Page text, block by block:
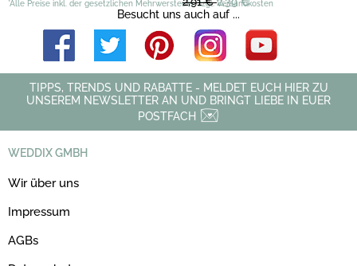
*Alle Preise inkl. der gesetzlichen Mehrwersteuer, zzgl. Versandkosten
Besucht uns auch auf ...
TIPPS, TRENDS UND RABATTE - MELDET EUCH HIER ZU
UNSEREM NEWSLETTER AN UND BRINGT LIEBE IN EUER
POSTFACH
WEDDIX GMBH
Wir über uns
Impressum
AGBs